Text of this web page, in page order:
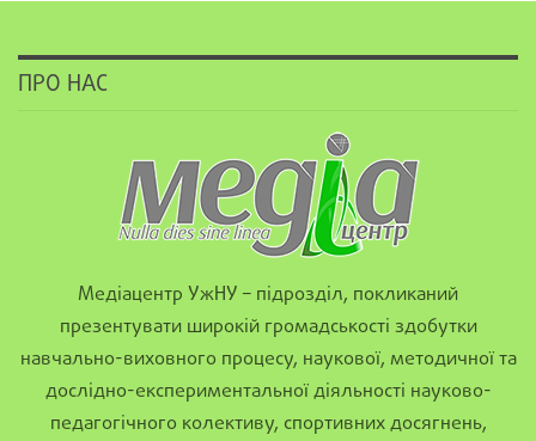
ПРО НАС
Медіацентр УжНУ – підрозділ, покликаний
презентувати широкій громадськості здобутки
навчально-виховного процесу, наукової, методичної та
дослідно-експериментальної діяльності науково-
педагогічного колективу, спортивних досягнень,